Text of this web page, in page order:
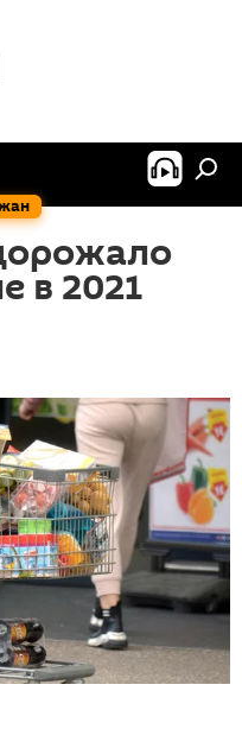
в 2021